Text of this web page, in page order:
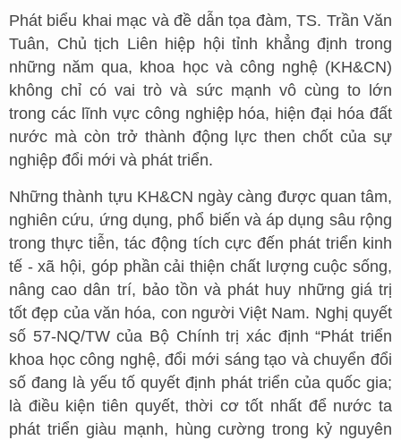
Phát biểu khai mạc và đề dẫn tọa đàm, TS. Trần Văn
Tuân, Chủ tịch Liên hiệp hội tỉnh khẳng định trong
những năm qua, khoa học và công nghệ (KH&CN)
không chỉ có vai trò và sức mạnh vô cùng to lớn
trong các lĩnh vực công nghiệp hóa, hiện đại hóa đất
nước mà còn trở thành động lực then chốt của sự
nghiệp đổi mới và phát triển.
Những thành tựu KH&CN ngày càng được quan tâm,
nghiên cứu, ứng dụng, phổ biến và áp dụng sâu rộng
trong thực tiễn, tác động tích cực đến phát triển kinh
tế - xã hội, góp phần cải thiện chất lượng cuộc sống,
nâng cao dân trí, bảo tồn và phát huy những giá trị
tốt đẹp của văn hóa, con người Việt Nam. Nghị quyết
số 57-NQ/TW của Bộ Chính trị xác định “Phát triển
khoa học công nghệ, đổi mới sáng tạo và chuyển đổi
số đang là yếu tố quyết định phát triển của quốc gia;
là điều kiện tiên quyết, thời cơ tốt nhất để nước ta
phát triển giàu mạnh, hùng cường trong kỷ nguyên